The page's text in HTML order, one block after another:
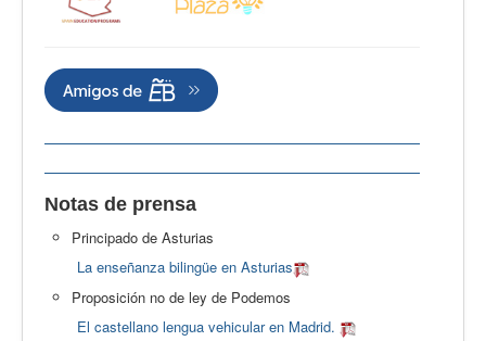
Notas de prensa
Principado de Asturias
La enseñanza bilingüe en Asturias
Proposición no de ley de Podemos
El castellano lengua vehicular en Madrid.